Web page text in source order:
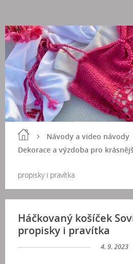
Návody a video návody
Dekorace a výzdoba pro
propisky i pravítka
Háčkovaný košíček
propisky i pravítka
4. 9. 2023